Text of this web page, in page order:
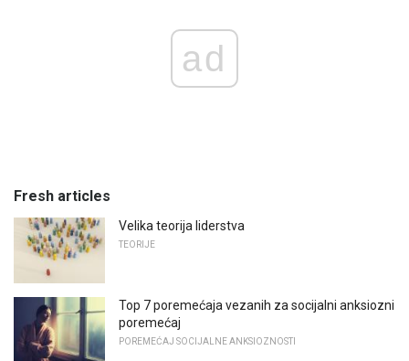
ad
Fresh articles
Velika teorija liderstva
TEORIJE
Top 7 poremećaja vezanih za socijalni anksiozni
poremećaj
POREMEĆAJ SOCIJALNE ANKSIOZNOSTI